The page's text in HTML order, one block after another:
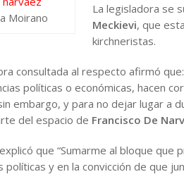
Moirano
La legisladora se
Meckievi, que
kirchneristas.
consultada al respecto afirmó
políticas o económicas, hacen
embargo, y para no dejar lugar a
del espacio de Francisco De
explicó que “Sumarme al bloque que
políticas y en la convicción de que